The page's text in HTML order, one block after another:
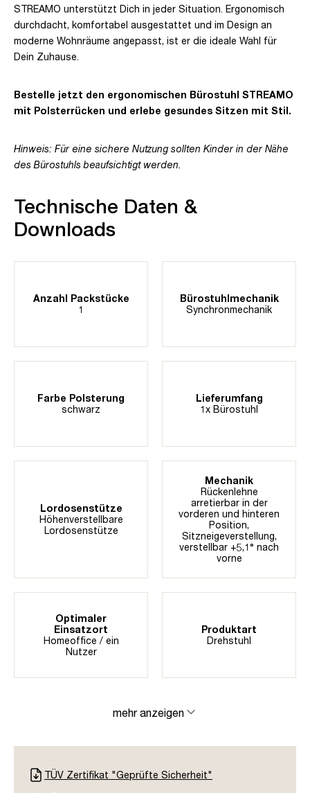
STREAMO unterstützt Dich in jeder Situation. Ergonomisch
durchdacht, komfortabel ausgestattet und im Design an
moderne Wohnräume angepasst, ist er die ideale Wahl für
Dein Zuhause.
Bestelle jetzt den ergonomischen Bürostuhl STREAMO
mit Polsterrücken und erlebe gesundes Sitzen mit Stil.
Hinweis: Für eine sichere Nutzung sollten Kinder in der Nähe
des Bürostuhls beaufsichtigt werden.
Technische Daten &
Downloads
Anzahl Packstücke
1
Bürostuhlmechanik
Synchronmechanik
Farbe Polsterung
schwarz
Lieferumfang
1x Bürostuhl
Lordosenstütze
Höhenverstellbare
Lordosenstütze
Mechanik
Rückenlehne
arretierbar in der
vorderen und hinteren
Position,
Sitzneigeverstellung,
verstellbar +5,1° nach
vorne
Optimaler
Einsatzort
Homeoffice / ein
Nutzer
Produktart
Drehstuhl
mehr anzeigen
TÜV Zertifikat "Geprüfte Sicherheit"